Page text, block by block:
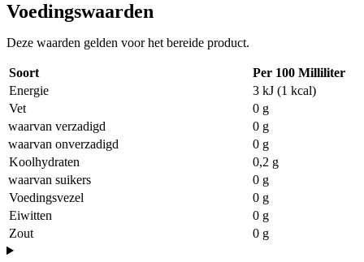
Voedingswaarden
Deze waarden gelden voor het bereide product.
Soort
Per 100 Milliliter
Energie
3 kJ (1 kcal)
Vet
0 g
waarvan verzadigd
0 g
waarvan onverzadigd
0 g
Koolhydraten
0,2 g
waarvan suikers
0 g
Voedingsvezel
0 g
Eiwitten
0 g
Zout
0 g